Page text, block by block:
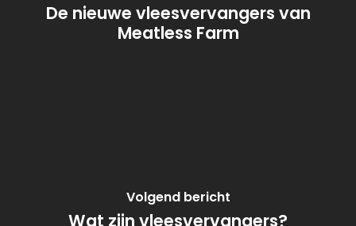
De nieuwe vleesvervangers van
Meatless Farm
Volgend bericht
Wat zijn vleesvervangers?